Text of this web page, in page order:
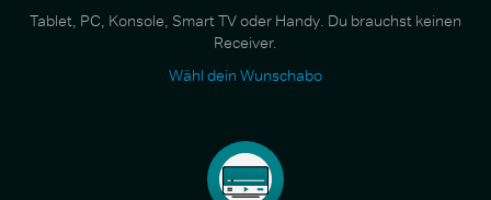
Tablet, PC, Konsole, Smart TV oder Handy. Du brauchst keinen
Receiver.
Wähl dein Wunschabo